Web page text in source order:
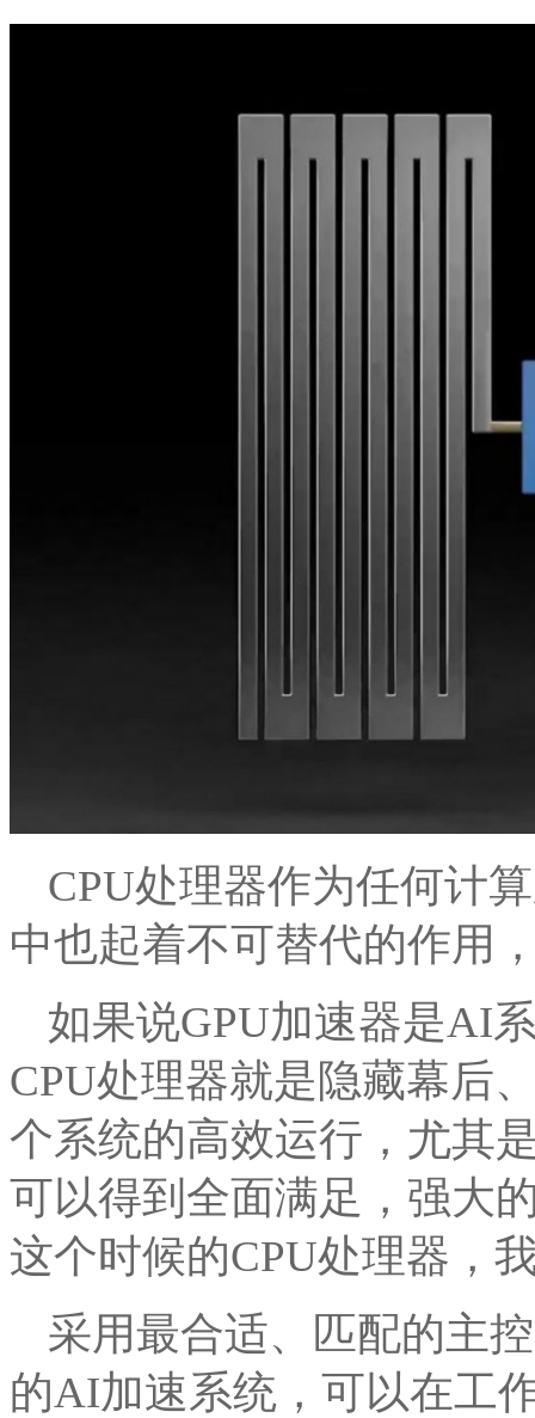
CPU处理器作为任何计
中也起着不可替代的作用
如果说GPU加速器是AI
CPU处理器就是隐藏幕后
个系统的高效运行，尤其
可以得到全面满足，强大
这个时候的CPU处理器，
采用最合适、匹配的主
的AI加速系统，可以在工